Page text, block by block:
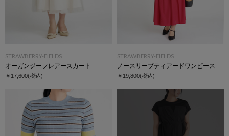
STRAWBERRY-FIELDS
オーガンジーフレアースカート
￥17,600(税込)
STRAWBERRY-FIELDS
ノースリーブティアードワンピース
￥19,800(税込)